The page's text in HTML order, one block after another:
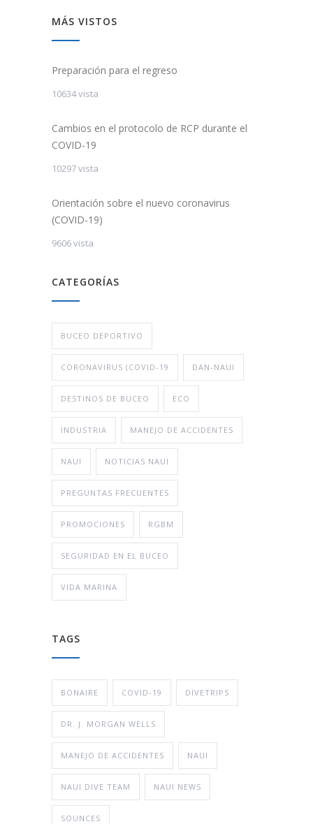
MÁS VISTOS
Preparación para el regreso
10634 vista
Cambios en el protocolo de RCP durante el
COVID-19
10297 vista
Orientación sobre el nuevo coronavirus
(COVID-19)
9606 vista
CATEGORÍAS
BUCEO DEPORTIVO
CORONAVIRUS (COVID-19 DAN-NAUI
DESTINOS DE BUCEO ECO
INDUSTRIA MANEJO DE ACCIDENTES
NAUI NOTICIAS NAUI
PREGUNTAS FRECUENTES
PROMOCIONES RGBM
SEGURIDAD EN EL BUCEO
VIDA MARINA
TAGS
BONAIRE COVID-19 DIVETRIPS
DR. J. MORGAN WELLS
MANEJO DE ACCIDENTES NAUI
NAUI DIVE TEAM NAUI NEWS
SOUNCES